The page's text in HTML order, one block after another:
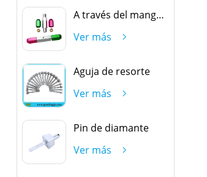
A través del mango del freno
Ver más
Aguja de resorte
Ver más
Pin de diamante
Ver más